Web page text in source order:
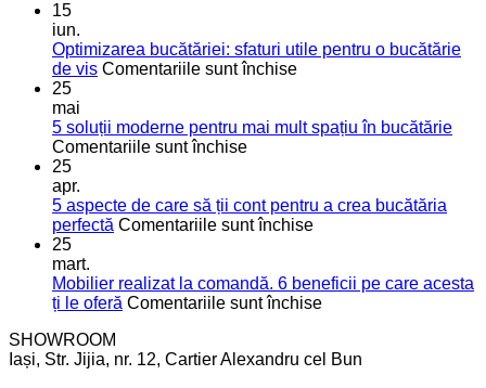
15
iun.
Optimizarea bucătăriei: sfaturi utile pentru o bucătărie
de vis Comentariile sunt închisepentru
sfaturi
bucătărie
de
25
mai
5 soluții moderne pentru mai mult spațiu în bucătărie
Comentariile sunt închisepentru
moderne
pentru
spațiu
în
25
apr.
5 aspecte de care să ții cont pentru a crea bucătăria
perfectă Comentariile sunt închisepentru
de
care
cont
25
mart.
Mobilier realizat la comandă. 6 beneficii pe care acesta
ți le oferă Comentariile sunt închisepentru
la
SHOWROOM
Iași, Str. Jijia, nr. 12, Cartier Alexandru cel Bun